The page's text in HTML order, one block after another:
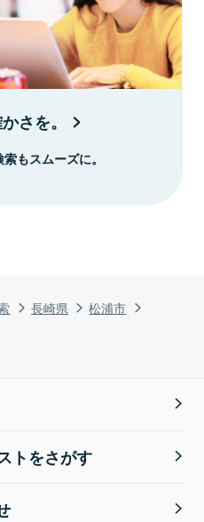
長崎県
松浦市
さを。
もスムーズに。
トをさがす